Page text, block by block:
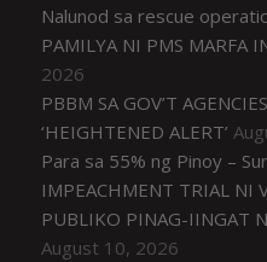
Nalunod sa rescue
PAMILYA NI PMS MARFA
2026
PBBM SA GOV’T
‘HEIGHTENED ALERT’
Para sa 55% ng Pinoy –
IMPEACHMENT TRIAL NI
PUBLIKO PINAG-IINGAT
August 10, 2026